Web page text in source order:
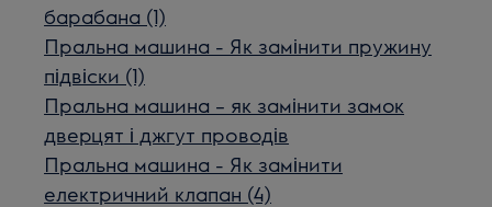
барабана (1)
Пральна машина - Як замінити пружину
підвіски (1)
Пральна машина – як замінити замок
дверцят і джгут проводів
Пральна машина - Як замінити
електричний клапан (4)